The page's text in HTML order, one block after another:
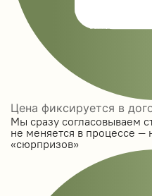
Цена фиксируется в
Мы сразу согласовываем
не меняется в процессе —
«сюрпризов»